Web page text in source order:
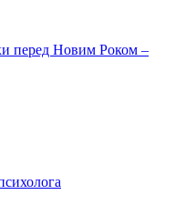
перед Новим Роком –